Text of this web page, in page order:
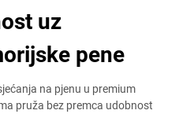
uz
pene
na pjenu u premium
pruža bez premca udobnost